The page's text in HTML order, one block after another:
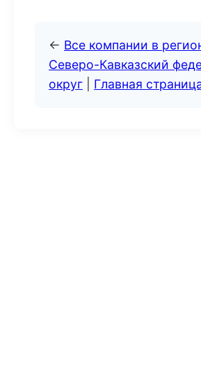
← Все компании в
Северо-Кавказский
округ
Главная